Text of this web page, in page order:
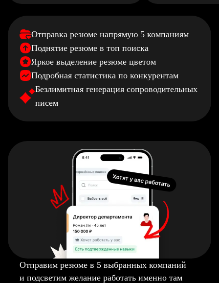
Отправка резюме напрямую 5 компаниям
Поднятие резюме в топ поиска
Яркое выделение резюме цветом
Подробная статистика по конкурентам
Безлимитная генерация сопроводительных
писем
Отправим резюме в 5 выбранных компаний
и подсветим желание работать именно там